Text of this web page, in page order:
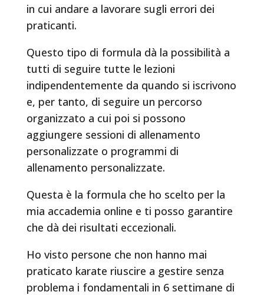
in cui andare a lavorare sugli errori dei
praticanti.
Questo tipo di formula dà la possibilità a
tutti di seguire tutte le lezioni
indipendentemente da quando si iscrivono
e, per tanto, di seguire un percorso
organizzato a cui poi si possono
aggiungere sessioni di allenamento
personalizzate o programmi di
allenamento personalizzate.
Questa è la formula che ho scelto per la
mia accademia online e ti posso garantire
che dà dei risultati eccezionali.
Ho visto persone che non hanno mai
praticato karate riuscire a gestire senza
problema i fondamentali in 6 settimane di